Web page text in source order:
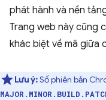
phát hành và nền
Trang web này cũng
khác biệt về mã giữa
Lưu ý:Số phiên bản